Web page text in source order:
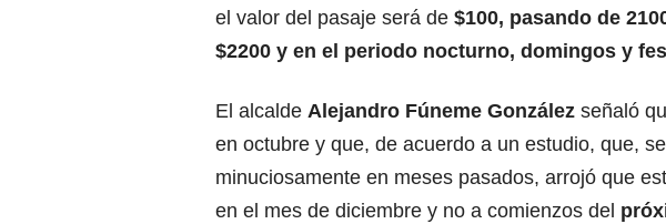
el valor del pasaje será de $100, pasando de
$2200 y en el periodo nocturno, domingos y
El alcalde Alejandro Fúneme González señaló
en octubre y que, de acuerdo a un estudio, que,
minuciosamente en meses pasados, arrojó que
en el mes de diciembre y no a comienzos del